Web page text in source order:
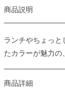
商品説明
ランチやちょっ
たカラーが魅力の
商品詳細